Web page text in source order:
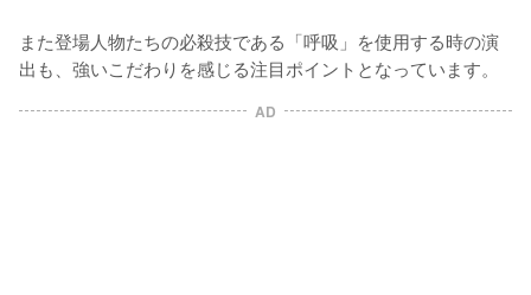
また登場人物たちの必殺技である「呼吸」を使用する時の演
出も、強いこだわりを感じる注目ポイントとなっています。
AD